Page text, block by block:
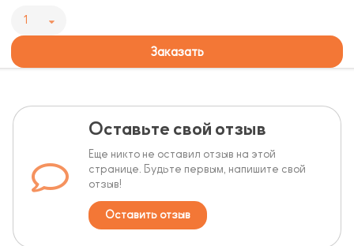
1
Заказать
Оставьте свой отзыв
Еще никто не оставил отзыв на этой
странице. Будьте первым, напишите свой
отзыв!
Оставить отзыв